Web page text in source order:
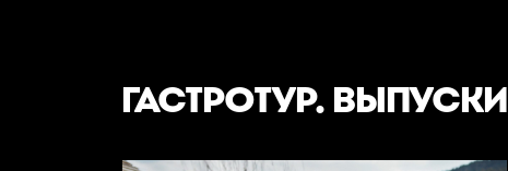
ГАСТРОТУР. ВЫПУСКИ